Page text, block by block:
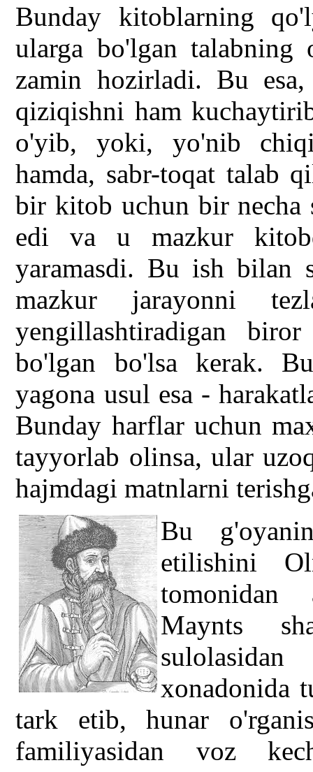
Bunday kitoblarning
ularga bo'lgan talabning
zamin hozirladi. Bu
qiziqishni ham
o'yib, yoki, yo'nib
hamda, sabr-toqat talab
bir kitob uchun bir necha
edi va u mazkur
yaramasdi. Bu ish bilan
mazkur jarayonni
yengillashtiradigan
bo'lgan bo'lsa kerak.
yagona usul esa -
Bunday harflar uchun
tayyorlab olinsa, ular
hajmdagi matnlarni
Bu
etilishini
tomonidan
Maynts
xonadonida
tark etib, hunar
familiyasidan voz